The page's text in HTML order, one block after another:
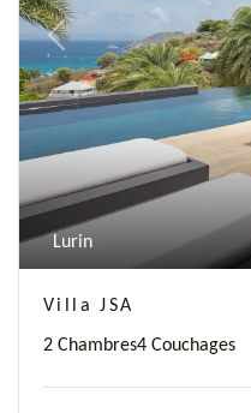
Previous
Lurin
Villa JSA
2 Chambres4 Couchages